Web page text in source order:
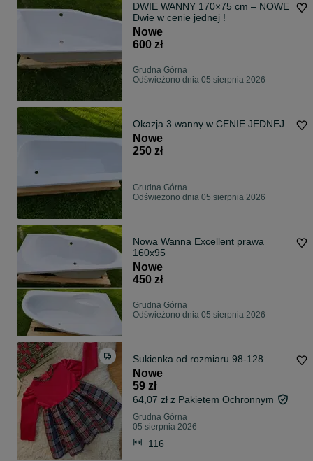
DWIE WANNY 170×75 cm – NOWE
Dwie w cenie jednej !
Nowe
600 zł
Grudna Górna
Odświeżono dnia 05 sierpnia 2026
Okazja 3 wanny w CENIE JEDNEJ
Nowe
250 zł
Grudna Górna
Odświeżono dnia 05 sierpnia 2026
Nowa Wanna Excellent prawa
160x95
Nowe
450 zł
Grudna Górna
Odświeżono dnia 05 sierpnia 2026
Sukienka od rozmiaru 98-128
Nowe
59 zł
64,07 zł z Pakietem Ochronnym
Grudna Górna
05 sierpnia 2026
116